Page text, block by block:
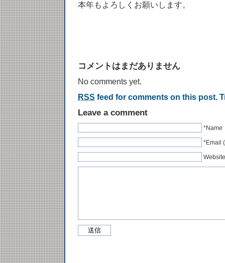
本年もよろしくお願いします。
コメントはまだありません
No comments yet.
RSS feed for comments on this post.
Leave a comment
*Name
*Email
Website